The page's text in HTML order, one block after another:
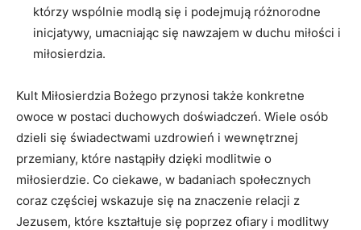
którzy wspólnie modlą się i podejmują różnorodne
inicjatywy, umacniając się nawzajem w duchu miłości i
⁤miłosierdzia.
Kult Miłosierdzia Bożego przynosi także konkretne
owoce w⁣ postaci duchowych doświadczeń.​ Wiele osób ​
dzieli się świadectwami uzdrowień i wewnętrznej
przemiany, które nastąpiły dzięki modlitwie o
miłosierdzie. Co ciekawe, w badaniach społecznych
coraz częściej wskazuje się na znaczenie ‍relacji z
Jezusem,⁤ które kształtuje się‍ poprzez ofiary i modlitwy